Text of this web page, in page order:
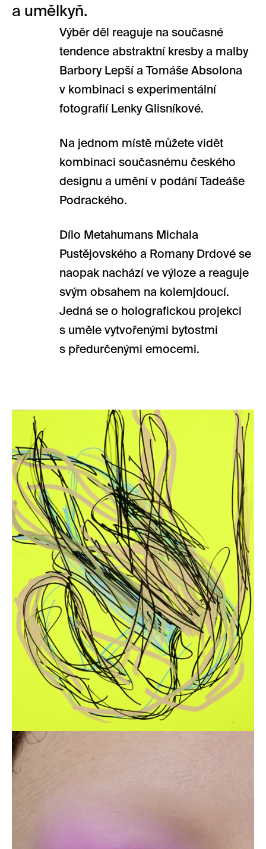
a umělkyň.
Výběr děl reaguje na současné
tendence abstraktní kresby a malby
Barbory Lepší a Tomáše Absolona
v kombinaci s experimentální
fotografií Lenky Glisníkové.
Na jednom místě můžete vidět
kombinaci současnému českého
designu a umění v podání Tadeáše
Podrackého.
Dílo Metahumans Michala
Pustějovského a Romany Drdové se
naopak nachází ve výloze a reaguje
svým obsahem na kolemjdoucí.
Jedná se o holografickou projekci
s uměle vytvořenými bytostmi
s předurčenými emocemi.